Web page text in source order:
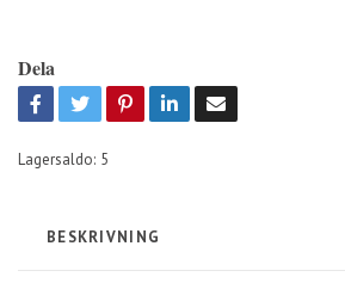
Dela
Lagersaldo: 5
BESKRIVNING